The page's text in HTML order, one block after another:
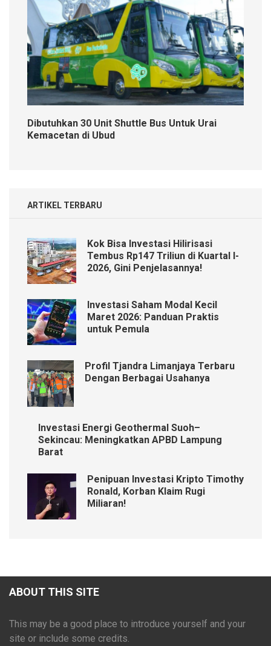
Dibutuhkan 30 Unit Shuttle Bus Untuk Urai
Kemacetan di Ubud
ARTIKEL TERBARU
Kok Bisa Investasi Hilirisasi
Tembus Rp147 Triliun di Kuartal I-
2026, Gini Penjelasannya!
Investasi Saham Modal Kecil
Maret 2026: Panduan Praktis
untuk Pemula
Profil Tjandra Limanjaya Terbaru
Dengan Berbagai Usahanya
Investasi Energi Geothermal Suoh–
Sekincau: Meningkatkan APBD Lampung
Barat
Penipuan Investasi Kripto Timothy
Ronald, Korban Klaim Rugi
Miliaran!
ABOUT THIS SITE
This may be a good place to introduce yourself and your
site or include some credits.